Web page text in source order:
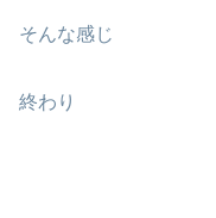
そんな感じ
終わり